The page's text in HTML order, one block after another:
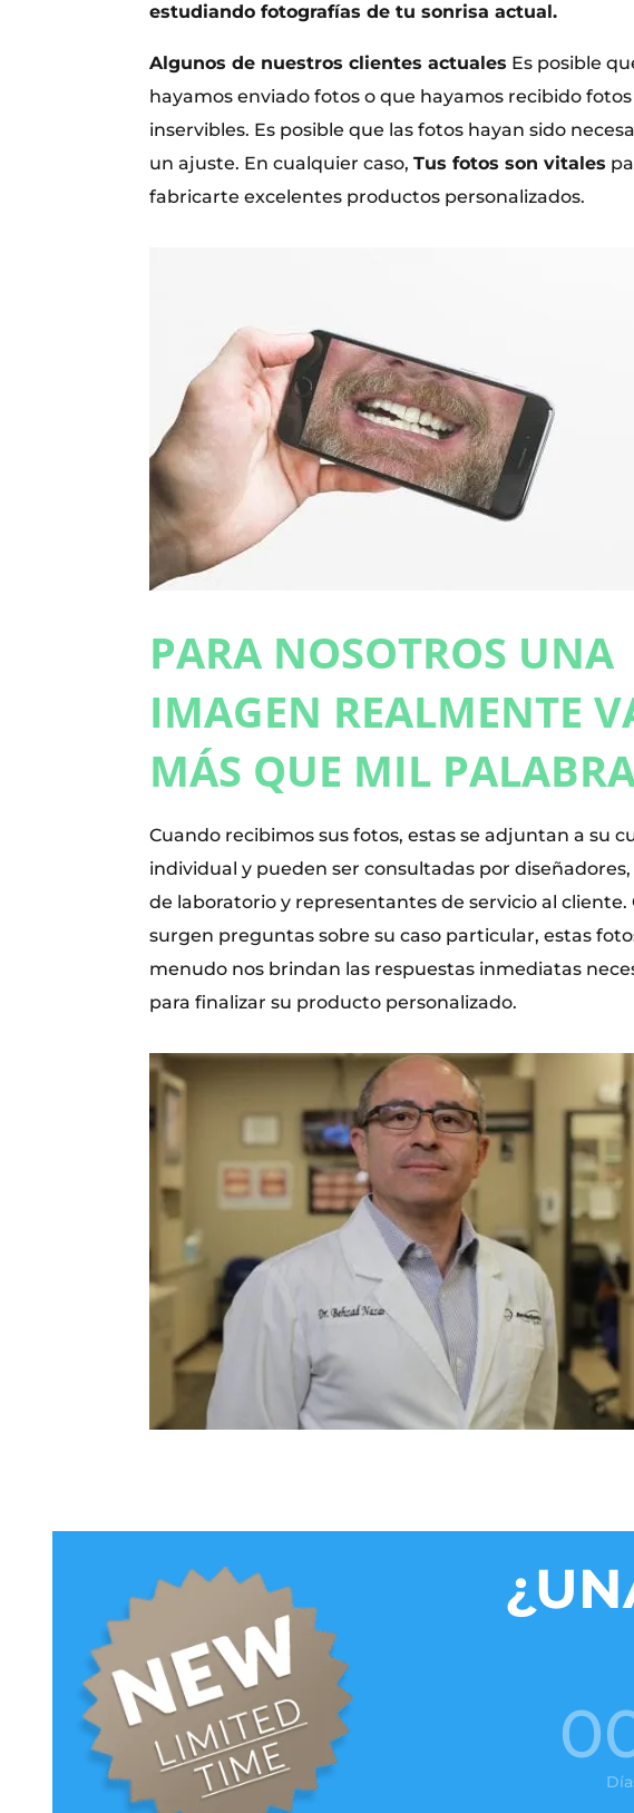
estudiando fotografías de tu sonrisa actual.
Algunos de nuestros clientes actuales Es posible
hayamos enviado fotos o que hayamos recibido fotos
inservibles. Es posible que las fotos hayan sido
un ajuste. En cualquier caso,Tus fotos son vitales
fabricarte excelentes productos personalizados.
PARA NOSOTROS UNA
IMAGEN REALMENTE
MÁS QUE MIL
Cuando recibimos sus fotos, estas se adjuntan a su
individual y pueden ser consultadas por
de laboratorio y representantes de servicio al cliente.
surgen preguntas sobre su caso particular, estas
menudo nos brindan las respuestas inmediatas
para finalizar su producto personalizado.